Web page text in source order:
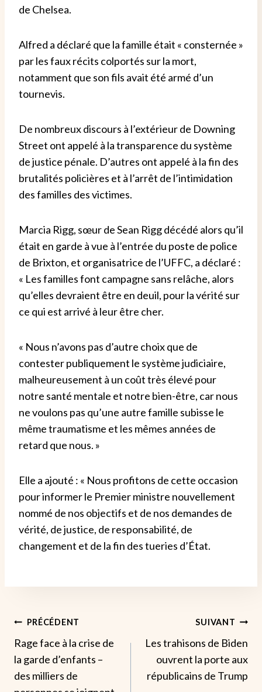
de Chelsea.
Alfred a déclaré que la famille était « consternée »
par les faux récits colportés sur la mort,
notamment que son fils avait été armé d’un
tournevis.
De nombreux discours à l’extérieur de Downing
Street ont appelé à la transparence du système
de justice pénale. D’autres ont appelé à la fin des
brutalités policières et à l’arrêt de l’intimidation
des familles des victimes.
Marcia Rigg, sœur de Sean Rigg décédé alors qu’il
était en garde à vue à l’entrée du poste de police
de Brixton, et organisatrice de l’UFFC, a déclaré :
« Les familles font campagne sans relâche, alors
qu’elles devraient être en deuil, pour la vérité sur
ce qui est arrivé à leur être cher.
« Nous n’avons pas d’autre choix que de
contester publiquement le système judiciaire,
malheureusement à un coût très élevé pour
notre santé mentale et notre bien-être, car nous
ne voulons pas qu’une autre famille subisse le
même traumatisme et les mêmes années de
retard que nous. »
Elle a ajouté : « Nous profitons de cette occasion
pour informer le Premier ministre nouvellement
nommé de nos objectifs et de nos demandes de
vérité, de justice, de responsabilité, de
changement et de la fin des tueries d’État.
Navigation
De
L’article
PRÉCÉDENT
Rage face à la crise de
la garde d’enfants –
des milliers de
SUIVANT
Les trahisons de Biden
ouvrent la porte aux
républicains de Trump